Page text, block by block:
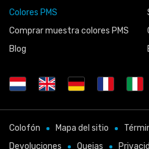
Colores PMS
Comprar muestra colores PMS
Blog
Colofón Mapa del sitio
Devoluciones
Quejas